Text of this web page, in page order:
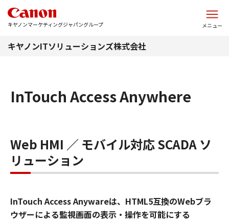
キヤノンマーケティングジャパングループ メニュー
キヤノンITソリューションズ株式会社
InTouch Access Anywhere
Web HMI ／ モバイル対応 SCADA ソ
リューション
InTouch Access Anywareは、HTML5互換のWebブラ
ウザーによる監視画面の表示・操作を可能にする